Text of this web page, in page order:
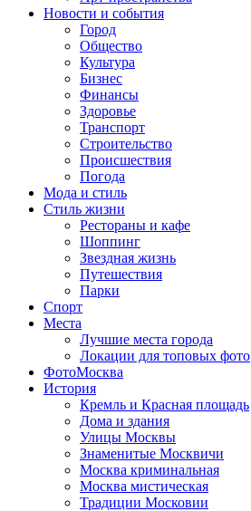
Новости и события
Город
Общество
Культура
Бизнес
Финансы
Здоровье
Транспорт
Строительство
Происшествия
Погода
Мода и стиль
Стиль жизни
Рестораны и кафе
Шоппинг
Звездная жизнь
Путешествия
Парки
Спорт
Места
Лучшие места города
Локации для топовых фото
ФотоМосква
История
Кремль и Красная площадь
Дома и здания
Улицы Москвы
Знаменитые Москвичи
Москва криминальная
Москва мистическая
Традиции Московии